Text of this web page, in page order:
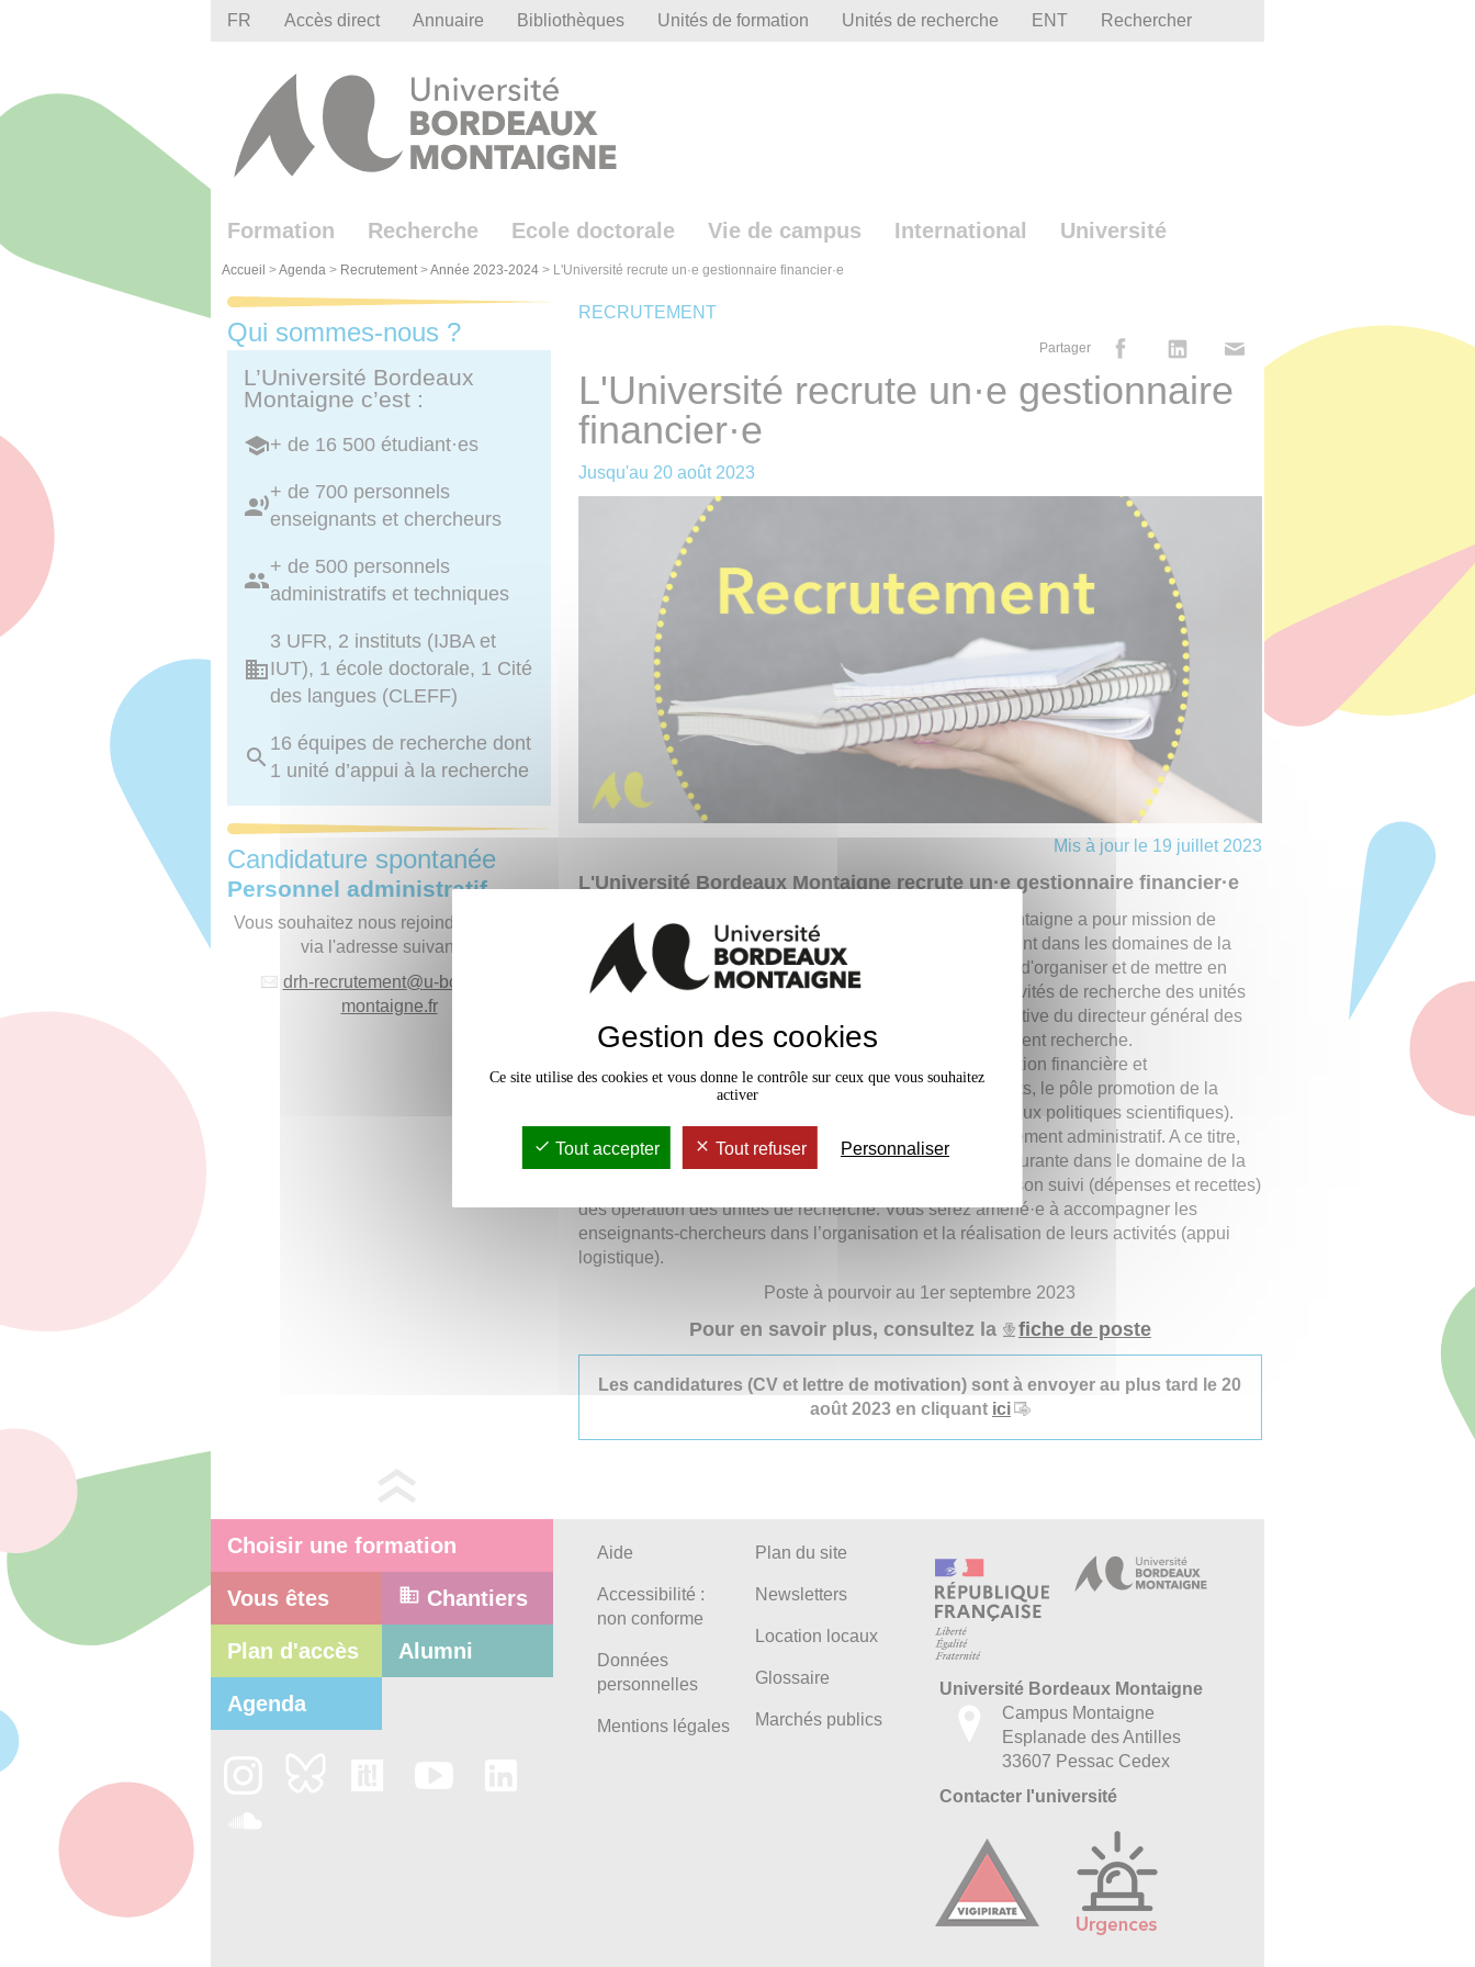
FR Accès direct Annuaire Bibliothèques Unités de formation Unités de recherche ENT Rechercher
Formation Recherche Ecole doctorale Vie de campus International Université
Accueil >Agenda > Recrutement>Année 2023-2024 > L'Université recrute un·e gestionnaire financier·e
RECRUTEMENT
Partager
L'Université recrute un·e gestionnaire
financier·e
Jusqu'au 20 août 2023
Mis à jour le 19 juillet 2023
L'Université Bordeaux Montaigne recrute un·e gestionnaire financier·e
La direction de la recherche de l'université Bordeaux Montaigne a pour mission de
mettre en oeuvre la politique scientifique de l'établissement dans les domaines de la
recherche et de la valorisation. Elle a aussi pour mission d'organiser et de mettre en
oeuvre les opérations d'appui et de soutien liées aux activités de recherche des unités
de recherche. Elle est placée sous la direction administrative du directeur général des
services et sous la responsabilité politique du vice-président recherche.
La direction est organisée autour de trois pôles (pôle gestion financière et
accompagnement administratif, pôle projets et partenariats, le pôle promotion de la
) et d'un bureau d’accompagnement aux politiques scientifiques).
Vous intégrerez le pôle gestion financière et accompagnement administratif. A ce titre,
vous exécuterez des actes administratifs et de gestion courante dans le domaine de la
recherche. Ainsi, vous assurerez la gestion financière et son suivi (dépenses et recettes)
des opération des unités de recherche. Vous serez amené·e à accompagner les
enseignants-chercheurs dans l’organisation et la réalisation de leurs activités (appui
logistique).
Poste à pourvoir au 1er septembre 2023
Pour en savoir plus, consultez la fiche de poste
Les candidatures (CV et lettre de motivation) sont à envoyer au plus tard le 20
août 2023 en cliquant ici
Qui sommes-nous ?
L’Université Bordeaux
Montaigne c’est :
+ de 16 500 étudiant·es
+ de 700 personnels
enseignants et chercheurs
+ de 500 personnels
administratifs et techniques
3 UFR, 2 instituts (IJBA et
IUT), 1 école doctorale, 1 Cité
des langues (CLEFF)
16 équipes de recherche dont
1 unité d’appui à la recherche
Candidature spontanée
Personnel administratif
Vous souhaitez nous rejoindre, postulez
via l'adresse suivante :
drh-recrutement@u-bordeaux-
montaigne.fr
Choisir une formation
Vous êtes Chantiers
Plan d'accès Alumni
Agenda
Aide
Accessibilité :
non conforme
Données
personnelles
Mentions légales
Plan du site
Newsletters
Location locaux
Glossaire
Marchés publics
Université Bordeaux Montaigne
Campus Montaigne
Esplanade des Antilles
33607 Pessac Cedex
Contacter l'université
Gestion des cookies
Ce site utilise des cookies et vous donne le contrôle sur ceux que vous souhaitez
activer
Tout accepter Tout refuser Personnaliser